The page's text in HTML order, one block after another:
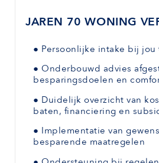
JAREN 70 WONING
● Persoonlijke intake bij jou
● Onderbouwd advies
besparingsdoelen en
● Duidelijk overzicht van
baten, financiering en
● Implementatie van
besparende maatregelen